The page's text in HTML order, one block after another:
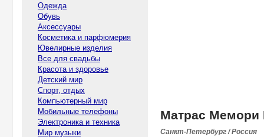
Одежда
Обувь
Аксессуары
Косметика и парфюмерия
Ювелирные изделия
Все для свадьбы
Красота и здоровье
Детский мир
Спорт, отдых
Компьютерный мир
Мобильные телефоны
Электроника и техника
Мир музыки
Матрас Мемори
Санкт-Петербург / Россия